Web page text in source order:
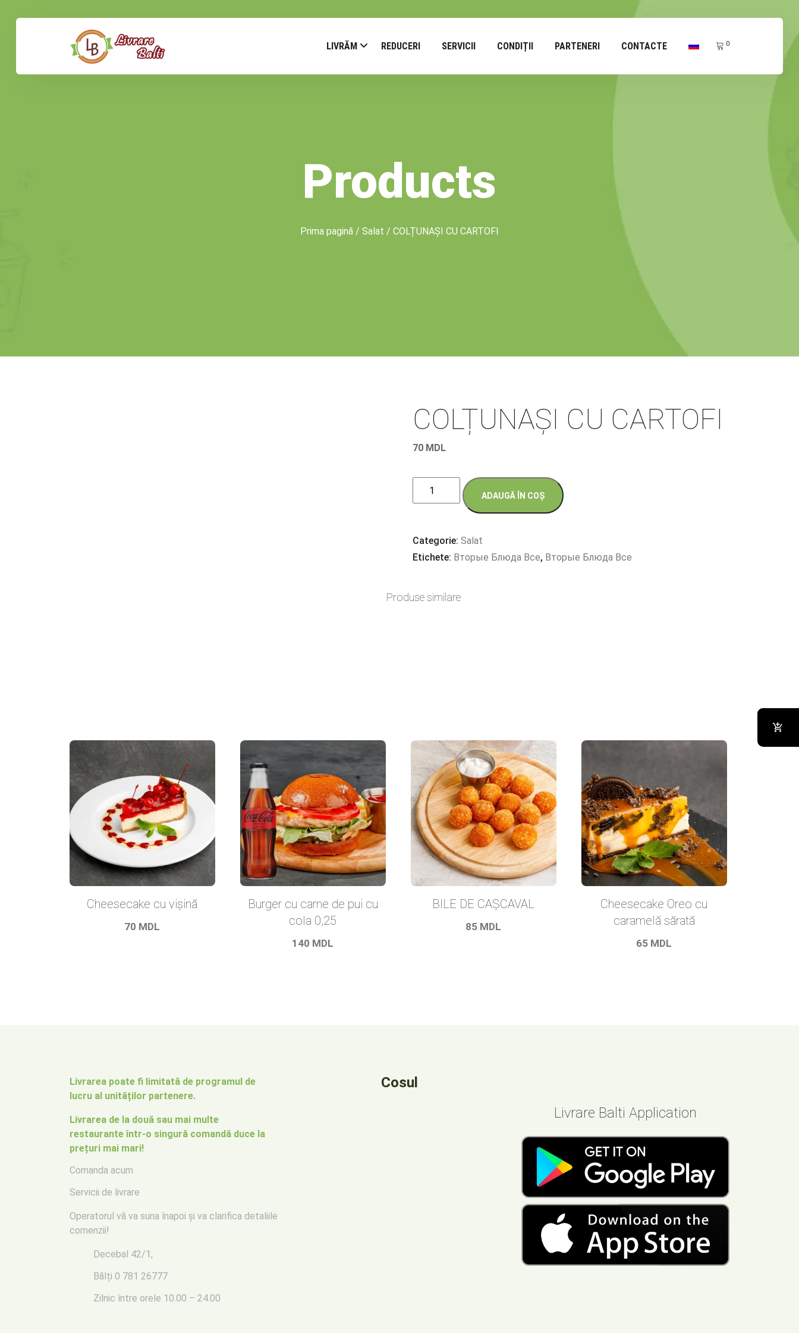
LIVRĂM REDUCERI SERVICII CONDIȚII PARTENERI CONTACTE 0
Products
Prima pagină / Salat / COLȚUNAȘI CU CARTOFI
COLȚUNAȘI CU CARTOFI
70 MDL
Cantitate
COLȚUNAȘI
CARTOFI
ADAUGĂ ÎN COȘ
Categorie:Salat
Etichete: Вторые Блюда Все, Вторые Блюда Все
Produse similare
Cheesecake cu vișină
70 MDL
Burger cu carne de pui cu
cola 0,25
140 MDL
BILE DE CAȘCAVAL
85 MDL
Cheesecake Oreo cu
caramelă sărată
65 MDL
Livrarea poate fi limitată de programul de
lucru al unităților partenere.
Livrarea de la două sau mai multe
restaurante într-o singură comandă duce la
prețuri mai mari!
Comanda acum
Servicii de livrare
Operatorul vă va suna înapoi și va clarifica detaliile
comenzii!
Decebal 42/1,
Bălți 0 781 26777
Zilnic între orele 10.00 – 24.00
Cosul
Livrare Balti Application